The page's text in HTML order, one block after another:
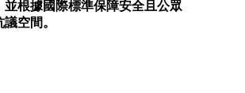
並根據國際標準保障安全且公眾
空間。